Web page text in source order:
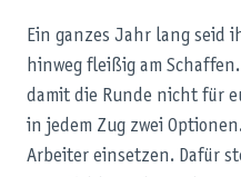
Ein ganzes Jahr lang seid
hinweg fleißig am
damit die Runde nicht für
in jedem Zug zwei
Arbeiter einsetzen. Dafür